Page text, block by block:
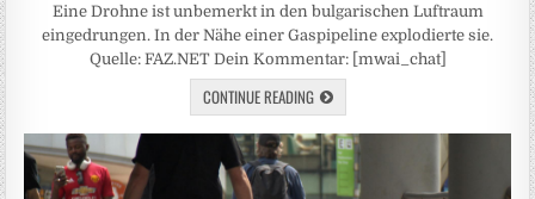
Eine Drohne ist unbemerkt in den bulgarischen Luftraum
eingedrungen. In der Nähe einer Gaspipeline explodierte sie.
Quelle: FAZ.NET Dein Kommentar: [mwai_chat]
CONTINUE READING